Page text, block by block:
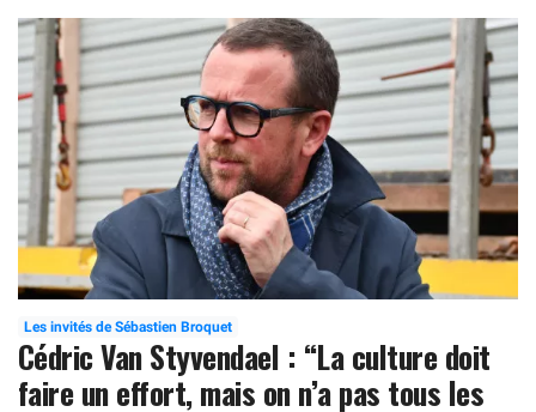
Les invités de Sébastien Broquet
Cédric Van Styvendael : “La culture doit
faire un effort, mais on n’a pas tous les